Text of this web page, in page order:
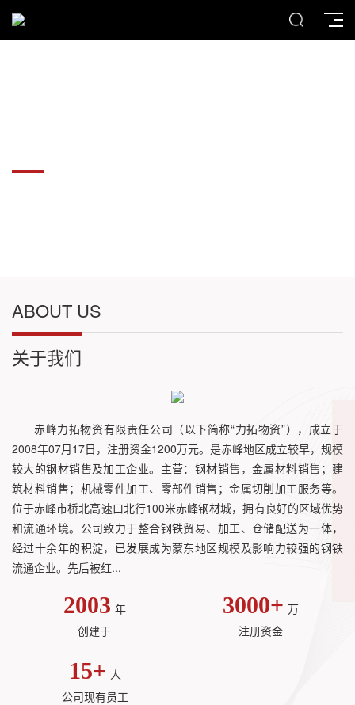
ABOUT US
关于我们
赤峰力拓物资有限责任公司（以下简称“力拓物资”），成立于
2008年07月17日，注册资金1200万元。是赤峰地区成立较早，规模
较大的钢材销售及加工企业。主营：钢材销售，金属材料销售；建
筑材料销售；机械零件加工、零部件销售；金属切削加工服务等。
位于赤峰市桥北高速口北行100米赤峰钢材城，拥有良好的区域优势
和流通环境。公司致力于整合钢铁贸易、加工、仓储配送为一体，
经过十余年的积淀，已发展成为蒙东地区规模及影响力较强的钢铁
流通企业。先后被红...
2003 年
创建于
3000+ 万
注册资金
15+ 人
公司现有员工